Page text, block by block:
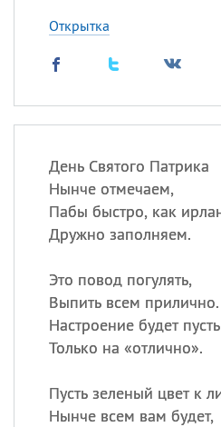
Открытка
День Святого Патрика
Нынче отмечаем,
Пабы быстро, как
Дружно заполняем.
Это повод погулять,
Выпить всем прилично.
Настроение будет пусть
Только на «отлично».
Пусть зеленый цвет к
Нынче всем вам будет,